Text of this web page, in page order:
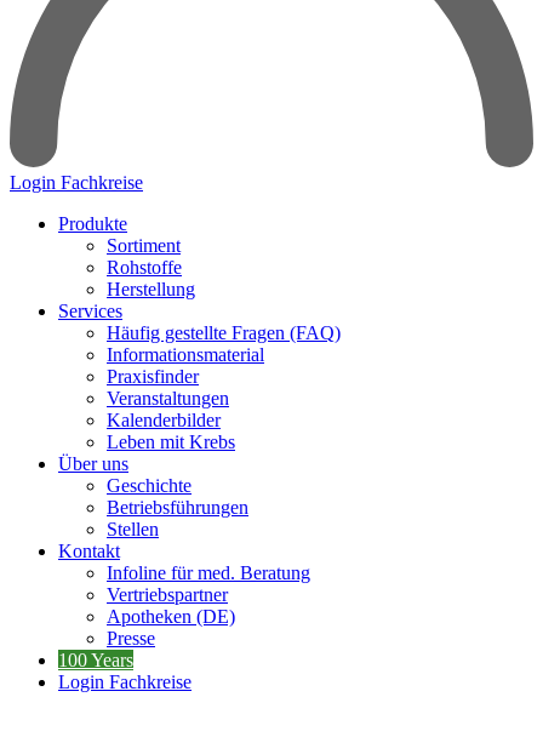
Login Fachkreise
Produkte
Sortiment
Rohstoffe
Herstellung
Services
Häufig gestellte Fragen (FAQ)
Informationsmaterial
Praxisfinder
Veranstaltungen
Kalenderbilder
Leben mit Krebs
Über uns
Geschichte
Betriebsführungen
Stellen
Kontakt
Infoline für med. Beratung
Vertriebspartner
Apotheken (DE)
Presse
100 Years
Login Fachkreise